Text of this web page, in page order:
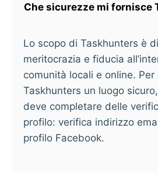
Che sicurezze mi fornisce
Lo scopo di Taskhunters è
meritocrazia e fiducia
comunità locali e online. Per
Taskhunters un luogo
deve completare delle
profilo: verifica indirizzo
profilo Facebook.